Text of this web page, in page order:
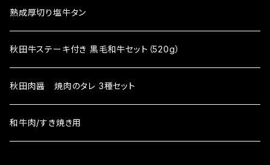
生ハンバーグ
焼成済みハンバーグ
プレミアム牛タンハンバーグ
生ハンバーグ
焼成済みハンバーグ
秋田牛合挽きハンバーグ
生ハンバーグ
焼成済みハンバーグ
秋田ポークハンバーグ
生ハンバーグ
短角牛ヒレステーキ
短角牛サーロインステーキ
熟成厚切り塩牛タン
秋田牛ステーキ付き 黒毛和牛セット（520g）
秋田肉醤 焼肉のタレ 3種セット
和牛肉/すき焼き用